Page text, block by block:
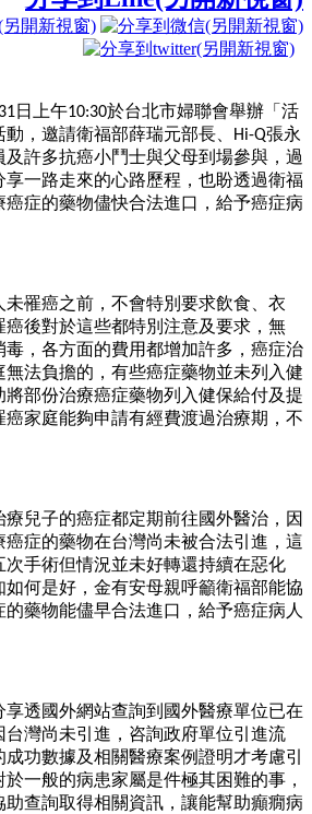
31日上午10:30於台北市婦聯會舉辦「活
，邀請衛福部薛瑞元部長、 Hi-Q張永
及許多抗癌小鬥士與父母到場參與，過
一路走來的心路歷程，也盼透過衛福
癌症的藥物儘快合法進口，給予癌症病
罹癌之前，不會特別要求飲食、衣
後對於這些都特別注意及要求，無
，各方面的費用都增加許多，癌症治
法負擔的，有些癌症藥物並未列入健
部份治療癌症藥物列入健保給付及提
家庭能夠申請有經費渡過治療期，不
兒子的癌症都定期前往國外醫治，因
症的藥物在台灣尚未被合法引進，這
次手術但情況並未好轉還持續在惡化
何是好，金有安母親呼籲衛福部能協
藥物能儘早合法進口，給予癌症病人
透國外網站查詢到國外醫療單位已在
灣尚未引進，咨詢政府單位引進流
功數據及相關醫療案例證明才考慮引
一般的病患家屬是件極其困難的事，
助查詢取得相關資訊，讓能幫助癲癇病